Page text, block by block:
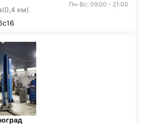
(0,4 км)
Пн-Вс: 09:00 - 21:00